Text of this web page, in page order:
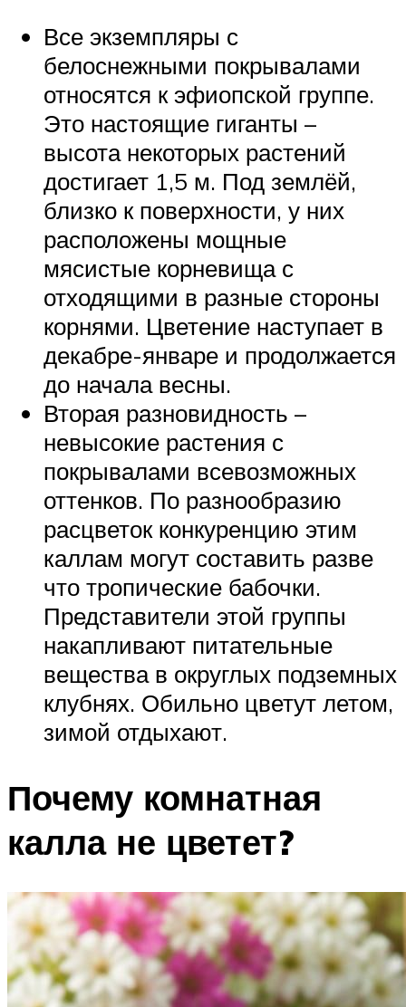
Все экземпляры с
белоснежными покрывалами
относятся к эфиопской группе.
Это настоящие гиганты –
высота некоторых растений
достигает 1,5 м. Под землёй,
близко к поверхности, у них
расположены мощные
мясистые корневища с
отходящими в разные стороны
корнями. Цветение наступает в
декабре-январе и продолжается
до начала весны.
Вторая разновидность –
невысокие растения с
покрывалами всевозможных
оттенков. По разнообразию
расцветок конкуренцию этим
каллам могут составить разве
что тропические бабочки.
Представители этой группы
накапливают питательные
вещества в округлых подземных
клубнях. Обильно цветут летом,
зимой отдыхают.
Почему комнатная
калла не цветет?